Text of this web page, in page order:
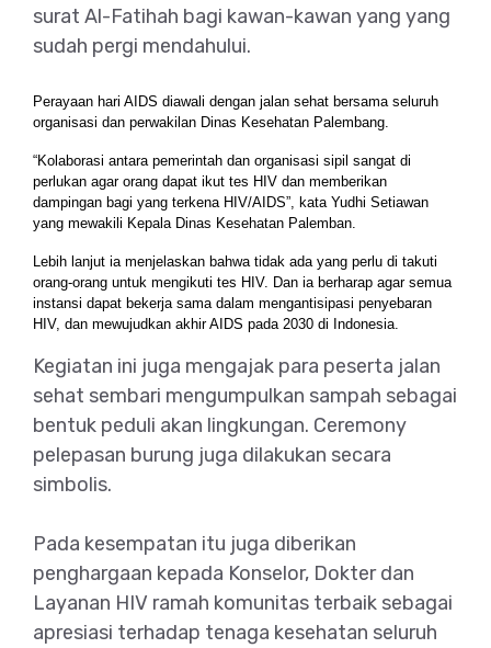
surat Al-Fatihah bagi kawan-kawan yang yang
sudah pergi mendahului.
Perayaan hari AIDS diawali dengan jalan sehat bersama seluruh
organisasi dan perwakilan Dinas Kesehatan Palembang.
“Kolaborasi antara pemerintah dan organisasi sipil sangat di
perlukan agar orang dapat ikut tes HIV dan memberikan
dampingan bagi yang terkena HIV/AIDS”, kata Yudhi Setiawan
yang mewakili Kepala Dinas Kesehatan Palemban.
Lebih lanjut ia menjelaskan bahwa tidak ada yang perlu di takuti
orang-orang untuk mengikuti tes HIV. Dan ia berharap agar semua
instansi dapat bekerja sama dalam mengantisipasi penyebaran
HIV, dan mewujudkan akhir AIDS pada 2030 di Indonesia.
Kegiatan ini juga mengajak para peserta jalan
sehat sembari mengumpulkan sampah sebagai
bentuk peduli akan lingkungan. Ceremony
pelepasan burung juga dilakukan secara
simbolis.
Pada kesempatan itu juga diberikan
penghargaan kepada Konselor, Dokter dan
Layanan HIV ramah komunitas terbaik sebagai
apresiasi terhadap tenaga kesehatan seluruh